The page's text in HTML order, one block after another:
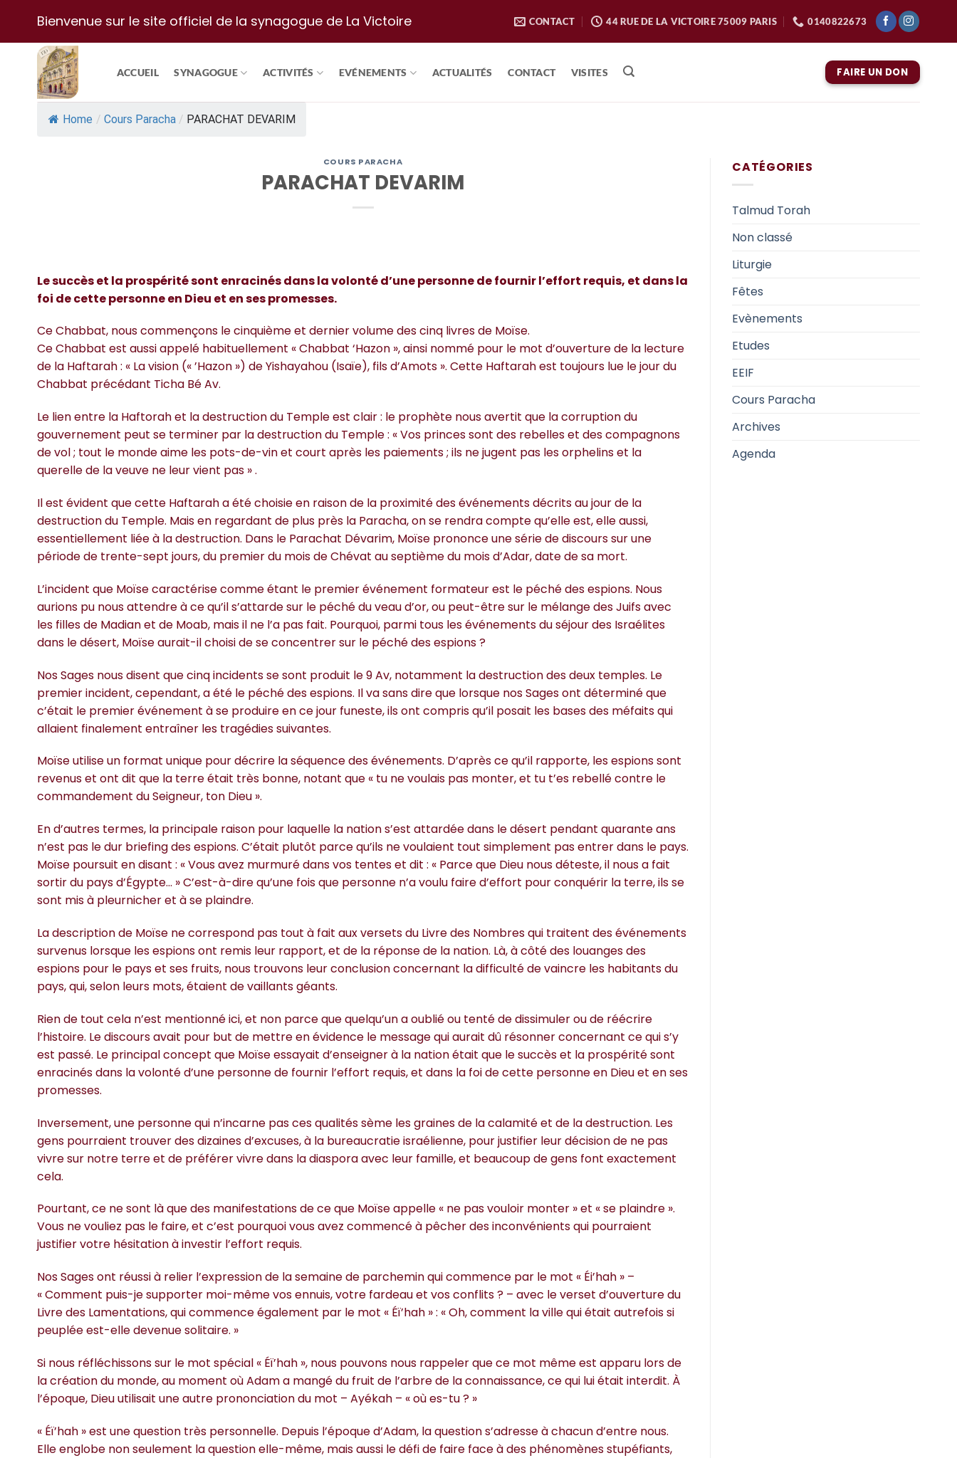
contenu
Bienvenue sur le site officiel de la synagogue de La Victoire CONTACT 44 RUE DE LA VICTOIRE 75009 PARIS 0140822673
ACCUEIL SYNAGOGUE ACTIVITÉS EVÉNEMENTS ACTUALITÉS CONTACT VISITES FAIRE UN DON
Home / Cours Paracha / PARACHAT DEVARIM
COURS PARACHA
PARACHAT DEVARIM
Le succès et la prospérité sont enracinés dans la volonté d’une personne de fournir l’effort requis, et dans la
foi de cette personne en Dieu et en ses promesses.
Ce Chabbat, nous commençons le cinquième et dernier volume des cinq livres de Moïse.
Ce Chabbat est aussi appelé habituellement « Chabbat ‘Hazon », ainsi nommé pour le mot d’ouverture de la lecture
de la Haftarah : « La vision (« ’Hazon ») de Yishayahou (Isaïe), fils d’Amots ». Cette Haftarah est toujours lue le jour du
Chabbat précédant Ticha Bé Av.
Le lien entre la Haftorah et la destruction du Temple est clair : le prophète nous avertit que la corruption du
gouvernement peut se terminer par la destruction du Temple : « Vos princes sont des rebelles et des compagnons
de vol ; tout le monde aime les pots-de-vin et court après les paiements ; ils ne jugent pas les orphelins et la
querelle de la veuve ne leur vient pas » .
Il est évident que cette Haftarah a été choisie en raison de la proximité des événements décrits au jour de la
destruction du Temple. Mais en regardant de plus près la Paracha, on se rendra compte qu’elle est, elle aussi,
essentiellement liée à la destruction. Dans le Parachat Dévarim, Moïse prononce une série de discours sur une
période de trente-sept jours, du premier du mois de Chévat au septième du mois d’Adar, date de sa mort.
L’incident que Moïse caractérise comme étant le premier événement formateur est le péché des espions. Nous
aurions pu nous attendre à ce qu’il s’attarde sur le péché du veau d’or, ou peut-être sur le mélange des Juifs avec
les filles de Madian et de Moab, mais il ne l’a pas fait. Pourquoi, parmi tous les événements du séjour des Israélites
dans le désert, Moïse aurait-il choisi de se concentrer sur le péché des espions ?
Nos Sages nous disent que cinq incidents se sont produit le 9 Av, notamment la destruction des deux temples. Le
premier incident, cependant, a été le péché des espions. Il va sans dire que lorsque nos Sages ont déterminé que
c’était le premier événement à se produire en ce jour funeste, ils ont compris qu’il posait les bases des méfaits qui
allaient finalement entraîner les tragédies suivantes.
Moïse utilise un format unique pour décrire la séquence des événements. D’après ce qu’il rapporte, les espions sont
revenus et ont dit que la terre était très bonne, notant que « tu ne voulais pas monter, et tu t’es rebellé contre le
commandement du Seigneur, ton Dieu ».
En d’autres termes, la principale raison pour laquelle la nation s’est attardée dans le désert pendant quarante ans
n’est pas le dur briefing des espions. C’était plutôt parce qu’ils ne voulaient tout simplement pas entrer dans le pays.
Moïse poursuit en disant : « Vous avez murmuré dans vos tentes et dit : « Parce que Dieu nous déteste, il nous a fait
sortir du pays d’Égypte… » C’est-à-dire qu’une fois que personne n’a voulu faire d’effort pour conquérir la terre, ils se
sont mis à pleurnicher et à se plaindre.
La description de Moïse ne correspond pas tout à fait aux versets du Livre des Nombres qui traitent des événements
survenus lorsque les espions ont remis leur rapport, et de la réponse de la nation. Là, à côté des louanges des
espions pour le pays et ses fruits, nous trouvons leur conclusion concernant la difficulté de vaincre les habitants du
pays, qui, selon leurs mots, étaient de vaillants géants.
Rien de tout cela n’est mentionné ici, et non parce que quelqu’un a oublié ou tenté de dissimuler ou de réécrire
l’histoire. Le discours avait pour but de mettre en évidence le message qui aurait dû résonner concernant ce qui s’y
est passé. Le principal concept que Moïse essayait d’enseigner à la nation était que le succès et la prospérité sont
enracinés dans la volonté d’une personne de fournir l’effort requis, et dans la foi de cette personne en Dieu et en ses
promesses.
Inversement, une personne qui n’incarne pas ces qualités sème les graines de la calamité et de la destruction. Les
gens pourraient trouver des dizaines d’excuses, à la bureaucratie israélienne, pour justifier leur décision de ne pas
vivre sur notre terre et de préférer vivre dans la diaspora avec leur famille, et beaucoup de gens font exactement
cela.
Pourtant, ce ne sont là que des manifestations de ce que Moïse appelle « ne pas vouloir monter » et « se plaindre ».
Vous ne vouliez pas le faire, et c’est pourquoi vous avez commencé à pêcher des inconvénients qui pourraient
justifier votre hésitation à investir l’effort requis.
Nos Sages ont réussi à relier l’expression de la semaine de parchemin qui commence par le mot « Éi’hah » –
« Comment puis-je supporter moi-même vos ennuis, votre fardeau et vos conflits ? – avec le verset d’ouverture du
Livre des Lamentations, qui commence également par le mot « Éï’hah » : « Oh, comment la ville qui était autrefois si
peuplée est-elle devenue solitaire. »
Si nous réfléchissons sur le mot spécial « Éï’hah », nous pouvons nous rappeler que ce mot même est apparu lors de
la création du monde, au moment où Adam a mangé du fruit de l’arbre de la connaissance, ce qui lui était interdit. À
l’époque, Dieu utilisait une autre prononciation du mot – Ayékah – « où es-tu ? »
« Éï’hah » est une question très personnelle. Depuis l’époque d’Adam, la question s’adresse à chacun d’entre nous.
Elle englobe non seulement la question elle-même, mais aussi le défi de faire face à des phénomènes stupéfiants,
CATÉGORIES
Talmud Torah
Non classé
Liturgie
Fêtes
Evènements
Etudes
EEIF
Cours Paracha
Archives
Agenda